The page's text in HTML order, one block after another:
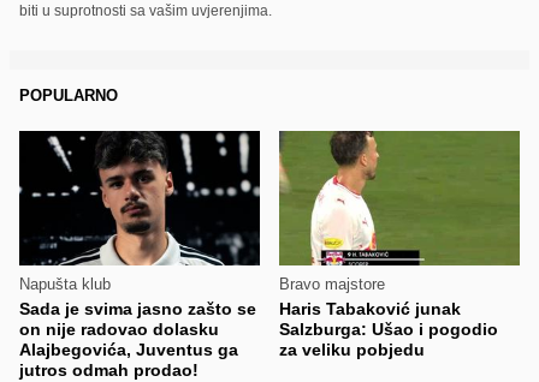
biti u suprotnosti sa vašim uvjerenjima.
POPULARNO
Napušta klub
Sada je svima jasno zašto se
on nije radovao dolasku
Alajbegovića, Juventus ga
jutros odmah prodao!
Bravo majstore
Haris Tabaković junak
Salzburga: Ušao i pogodio
za veliku pobjedu